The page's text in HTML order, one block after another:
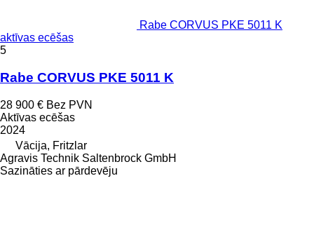
Rabe CORVUS PKE 5011 K
aktīvas ecēšas
5
Rabe CORVUS PKE 5011 K
28 900 € Bez PVN
Aktīvas ecēšas
2024
Vācija, Fritzlar
Agravis Technik Saltenbrock GmbH
Sazināties ar pārdevēju